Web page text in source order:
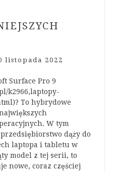
listopada 2022
Surface Pro 9
k2966,laptopy-
To hybrydowe
W tym
dąży do
laptopa i tabletu w
model z tej serii, to
nowe, coraz częściej